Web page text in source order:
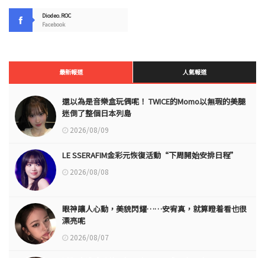
Diodeo.ROC
Facebook
最新報道 人氣報道
還以為是音樂盒玩偶呢！ TWICE的Momo以無瑕的美腿
迷倒了整個日本列島
2026/08/09
LE SSERAFIM金彩元恢復活動“下周開始安排日程”
2026/08/08
眼神讓人心動，美貌閃耀……安宥真，就算瞪着看也很
漂亮呢
2026/08/07